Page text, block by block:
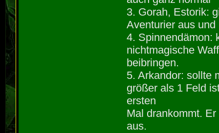
3. Gorah, Estorik:
Aventurier aus
4. Spinnendämon:
nichtmagische
beibringen.
5. Arkandor: sollte
größer als 1 Feld
ersten
Mal drankommt.
aus.